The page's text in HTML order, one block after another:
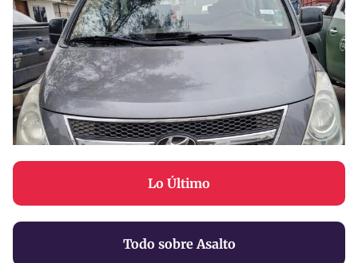
Lo Último
Todo sobre Asalto